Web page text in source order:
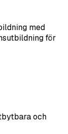
med
för
och